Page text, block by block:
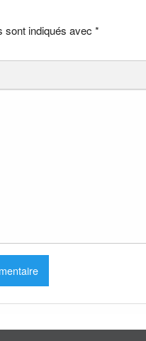
sont indiqués avec *